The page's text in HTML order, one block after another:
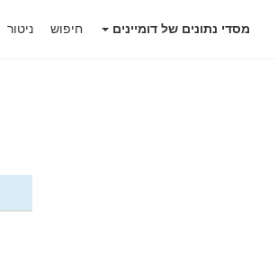
מסדי נתונים של דומיינים חיפוש ניטור